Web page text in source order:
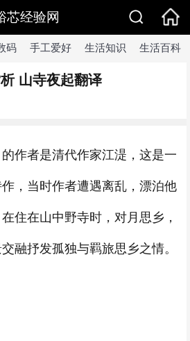
芯经验网
码 手工爱好 生活知识 生活百科
山寺夜起翻译
作者是清代作家江湜，这是一
，当时作者遭遇离乱，漂泊他
住在山中野寺时，对月思乡，
融抒发孤独与羁旅思乡之情。